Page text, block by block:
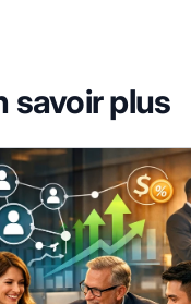
savoir plus
vs Recrutement de